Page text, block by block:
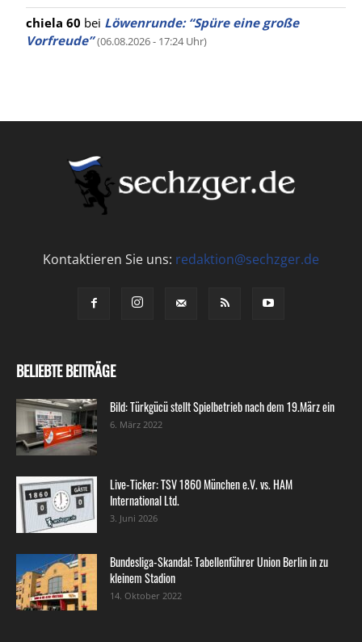
chiela 60 bei Löwenrunde: “Spüre eine große
Vorfreude” (06.08.2026 - 17:24 Uhr)
Kontaktieren Sie uns: redaktion@sechzger.de
BELIEBTE BEITRÄGE
Bild: Türkgücü stellt Spielbetrieb nach dem 19.März ein
6. März 2022
Live-Ticker: TSV 1860 München e.V. vs. HAM
International Ltd.
3. Juni 2026
Bundesliga-Skandal: Tabellenführer Union Berlin in zu
kleinem Stadion
14. Oktober 2022